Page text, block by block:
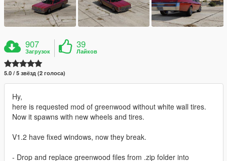
907
Загрузок
39
Лайков
5.0 / 5 звёзд (2 голоса)
Hy,
here is requested mod of greenwood without white wall tires.
Now it spawns with new wheels and tires.
V1.2 have fixed windows, now they break.
- Drop and replace greenwood files from .zip folder into